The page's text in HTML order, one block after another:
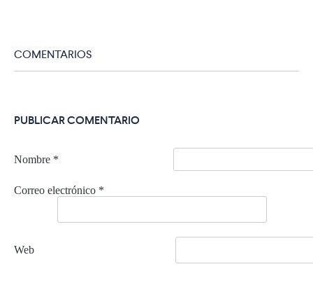
COMENTARIOS
PUBLICAR COMENTARIO
Nombre *
Correo electrónico *
Web